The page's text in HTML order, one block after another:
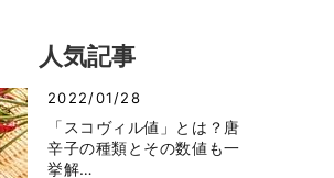
人気記事
2022/01/28
「スコヴィル値」とは？唐
辛子の種類とその数値も一
挙解…